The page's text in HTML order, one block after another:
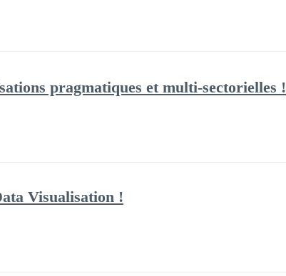
pragmatiques et multi-sectorielles !
Visualisation !